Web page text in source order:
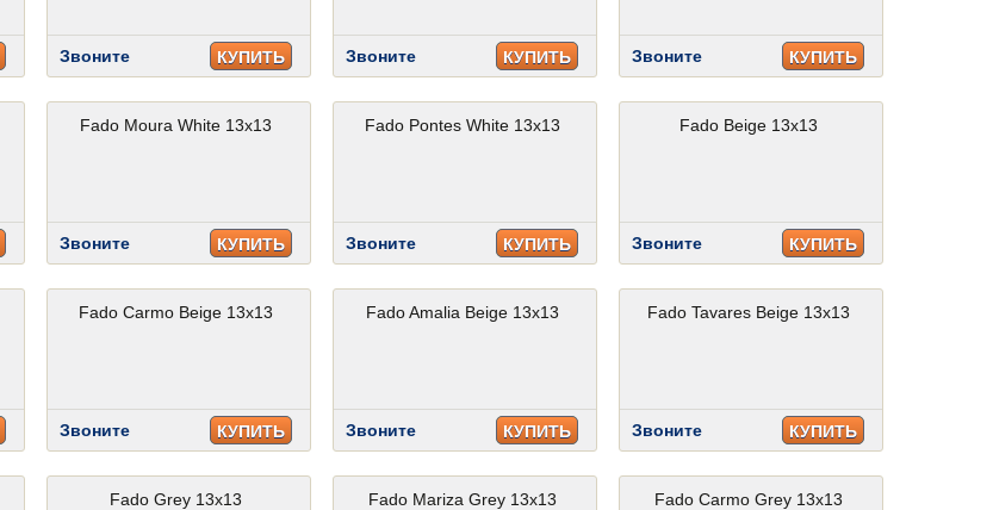
Звоните КУПИТЬ Звоните КУПИТЬ Звоните КУПИТЬ
Fado Moura White 13x13
Звоните КУПИТЬ
Fado Pontes White 13x13
Звоните КУПИТЬ
Fado Beige 13x13
Звоните КУПИТЬ
Fado Carmo Beige 13x13
Звоните КУПИТЬ
Fado Amalia Beige 13x13
Звоните КУПИТЬ
Fado Tavares Beige 13x13
Звоните КУПИТЬ
Fado Grey 13x13 Fado Mariza Grey 13x13 Fado Carmo Grey 13x13